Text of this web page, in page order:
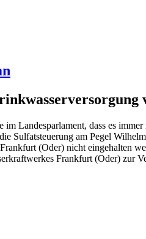
Landesparlament, dass es
Sulfatsteuerung am Pegel
(Oder) nicht eingehalten
Frankfurt (Oder) zur